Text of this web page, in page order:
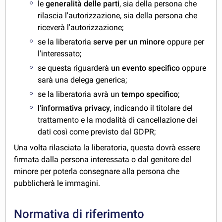
legeneralità delle parti, sia della persona che
rilascia l'autorizzazione, sia della persona che
riceverà l'autorizzazione;
se la liberatoria serve per un minore oppure per
l'interessato;
se questa riguarderà un evento specifico oppure
sarà una delega generica;
se la liberatoria avrà un tempo specifico;
l'informativa privacy, indicando il titolare del
trattamento e la modalità di cancellazione dei
dati così come previsto dal GDPR;
Una volta rilasciata la liberatoria, questa dovrà essere
firmata dalla persona interessata o dal genitore del
minore per poterla consegnare alla persona che
pubblicherà le immagini.
Normativa di riferimento